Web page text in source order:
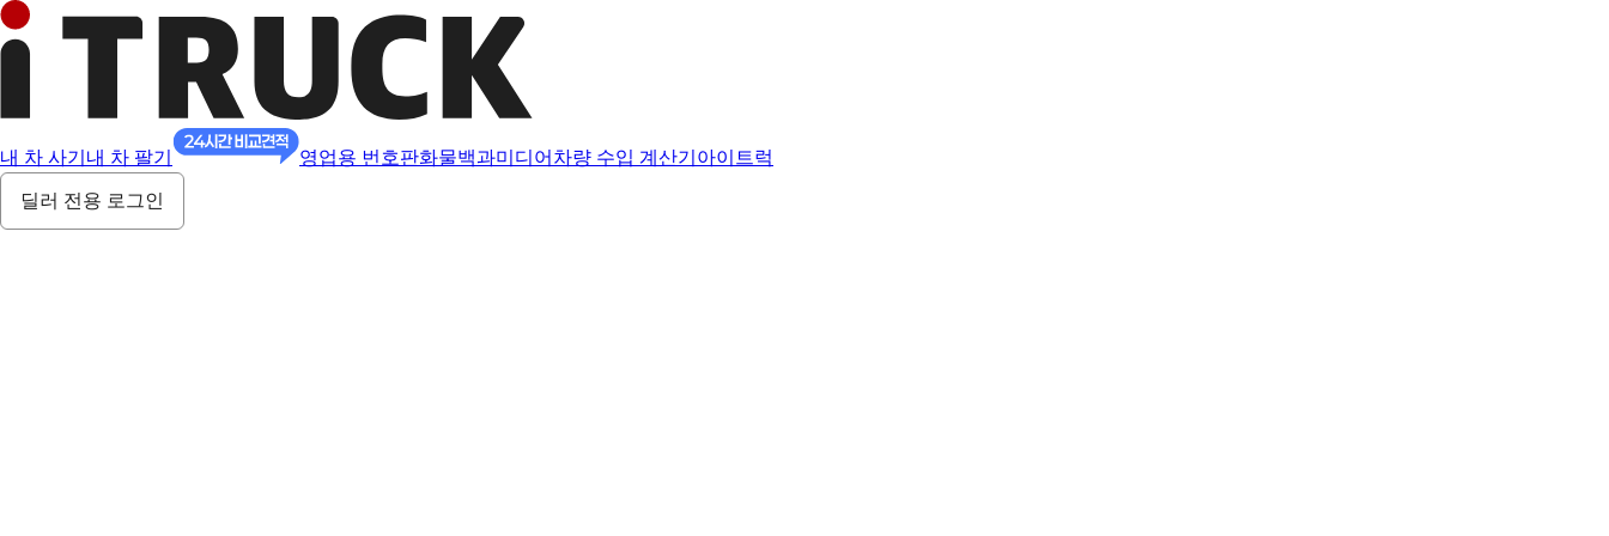
내 차 사기 내 차 팔기 영업용 번호판화물백과미디어 차량 수입 계산기 아이트럭
딜러 전용 로그인